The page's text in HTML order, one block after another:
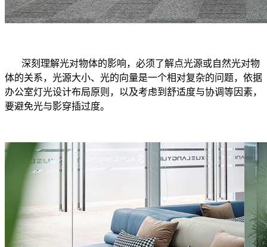
深刻理解光对物体的影响，必须了解点光源或自然光对物
体的关系，光源大小、光的向量是一个相对复杂的问题，依据
办公室灯光设计布局原则，以及考虑到舒适度与协调等因素，
要避免光与影穿插过度。